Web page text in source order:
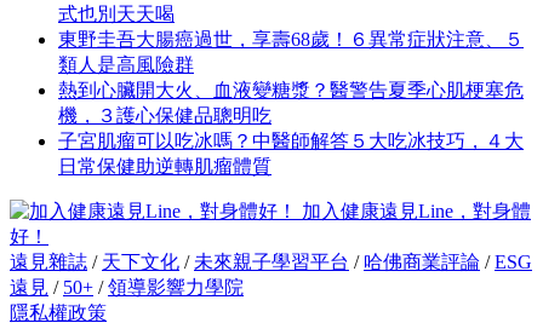
式也別天天喝
東野圭吾大腸癌過世，享壽68歲！６異常症狀注意、５
類人是高風險群
熱到心臟開大火、血液變糖漿？醫警告夏季心肌梗塞危
機，３護心保健品聰明吃
子宮肌瘤可以吃冰嗎？中醫師解答５大吃冰技巧，４大
日常保健助逆轉肌瘤體質
加入健康遠見Line，對身體
好！
遠見雜誌 / 天下文化 / 未來親子學習平台 / 哈佛商業評論 /ESG
遠見 / 50+ /領導影響力學院
隱私權政策